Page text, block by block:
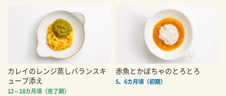
カレイのレンジ蒸しバランスキ
ューブ添え
12～18カ月頃（完了期）
赤魚とかぼちゃのとろとろ
5、6カ月頃（初期）